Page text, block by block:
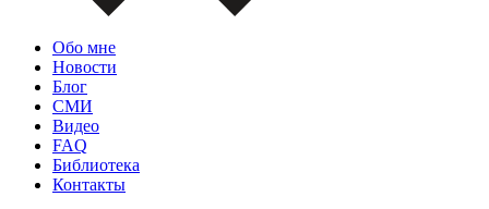
Обо мне
Новости
Блог
СМИ
Видео
FAQ
Библиотека
Контакты